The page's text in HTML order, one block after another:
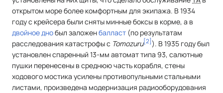
открытом море более комфортным для экипажа. В 1934
году с крейсера были сняты минные боксы в корме, а в
двойное днобыл заложенбалласт (по результатам
расследования катастрофы с Tomozuru[2] ). В 1935 году был
установлен спаренный 13-мм автомат типа 93, салютные
пушки перенесены в среднюю часть корабля, стены
ходового мостика усилены противопульными стальными
листами, произведена модернизация радиооборудования